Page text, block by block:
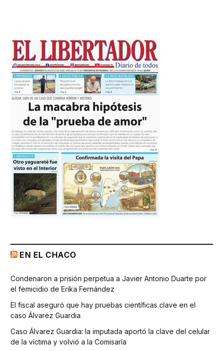
EN EL CHACO
Condenaron a prisión perpetua a Javier Antonio Duarte por
el femicidio de Erika Fernández
El fiscal aseguró que hay pruebas científicas clave en el
caso Álvarez Guardia
Caso Álvarez Guardia: la imputada aportó la clave del celular
de la víctima y volvió a la Comisaría